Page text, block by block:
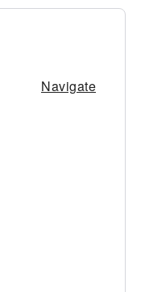
Navigate